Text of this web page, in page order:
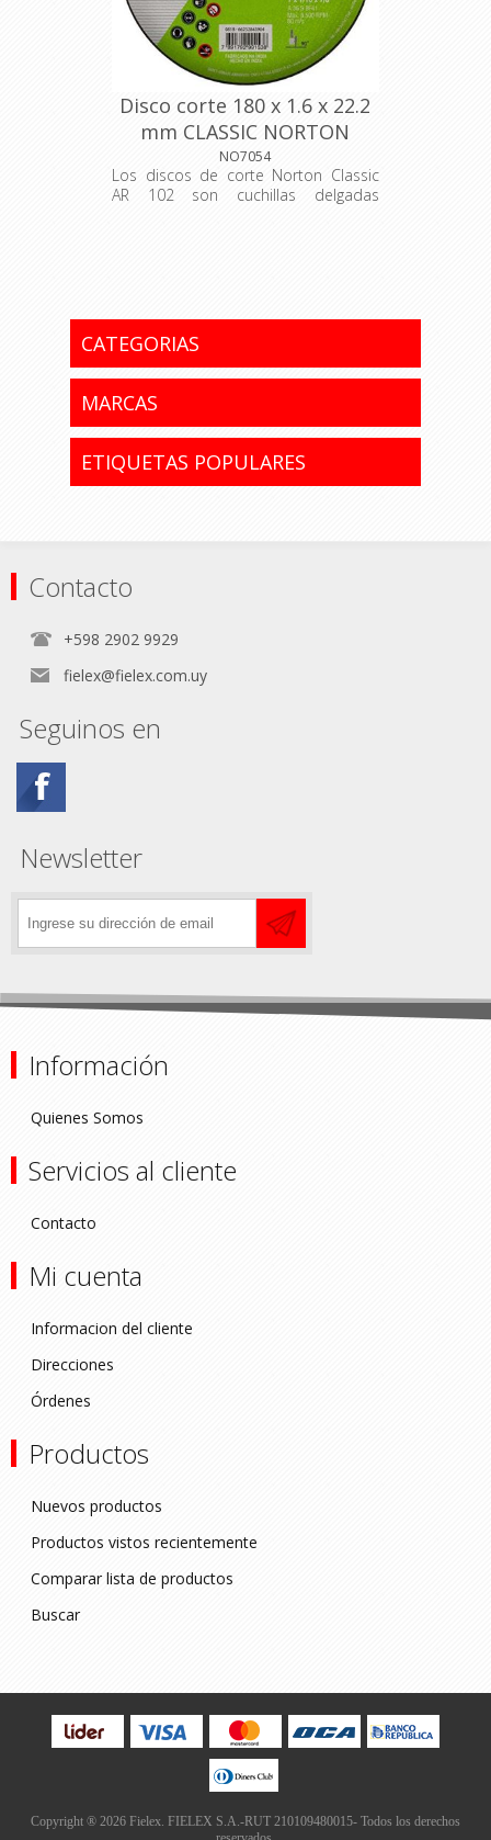
Disco corte 180 x 1.6 x 22.2
mm CLASSIC NORTON
NO7054
Los discos de corte Norton Classic
AR 102 son cuchillas delgadas
una economía mucho más operativa.
Aplicación: Acero al carbono. Uso: 90
°
CATEGORIAS
MARCAS
ETIQUETAS POPULARES
Contacto
+598 2902 9929
fielex@fielex.com.uy
Seguinos en
Newsletter
Información
Quienes Somos
Servicios al cliente
Contacto
Mi cuenta
Informacion del cliente
Direcciones
Órdenes
Productos
Nuevos productos
Productos vistos recientemente
Comparar lista de productos
Buscar
Copyright ® 2026 Fielex. FIELEX S.A.-RUT 210109480015- Todos los derechos